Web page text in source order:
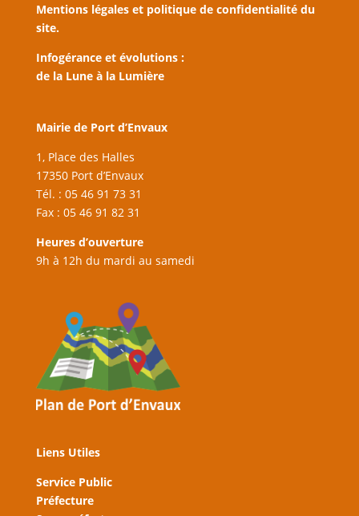
Mentions légales et politique de confidentialité du
site.
Infogérance et évolutions :
de la Lune à la Lumière
Mairie de Port d’Envaux
1, Place des Halles
17350 Port d’Envaux
Tél. : 05 46 91 73 31
Fax : 05 46 91 82 31
Heures d’ouverture
9h à 12h du mardi au samedi
Liens Utiles
Service Public
Préfecture